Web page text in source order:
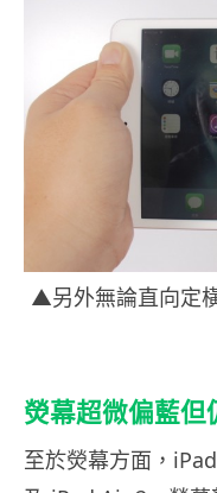
▲另外無論直向定
熒幕超微偏藍但
至於熒幕方面，